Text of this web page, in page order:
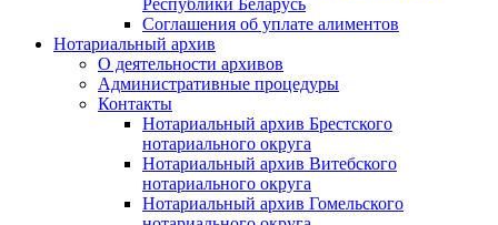
Республики Беларусь
Соглашения об уплате алиментов
Нотариальный архив
О деятельности архивов
Административные процедуры
Контакты
Нотариальный архив Брестского
нотариального округа
Нотариальный архив Витебского
нотариального округа
Нотариальный архив Гомельского